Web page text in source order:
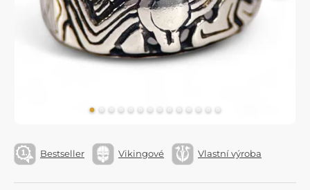
Bestseller Vikingové Vlastní výroba